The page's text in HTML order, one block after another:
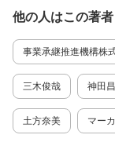
他の人はこの著者
事業承継推進機構株
三木俊哉 神田
土方奈美 マー